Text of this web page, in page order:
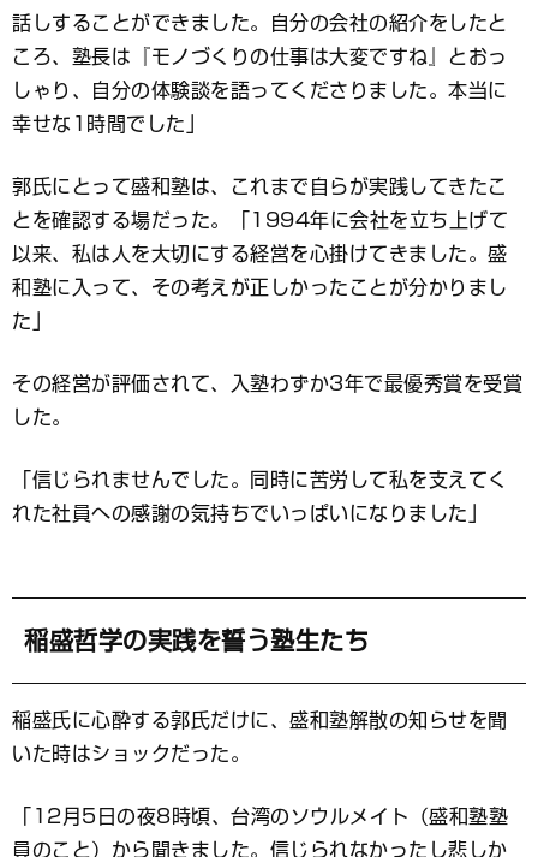
話しすることができました。自分の会社の紹介をしたと
ころ、塾長は『モノづくりの仕事は大変ですね』とおっ
しゃり、自分の体験談を語ってくださりました。本当に
幸せな1時間でした」
郭氏にとって盛和塾は、これまで自らが実践してきたこ
とを確認する場だった。「1994年に会社を立ち上げて
以来、私は人を大切にする経営を心掛けてきました。盛
和塾に入って、その考えが正しかったことが分かりまし
た」
その経営が評価されて、入塾わずか3年で最優秀賞を受賞
した。
「信じられませんでした。同時に苦労して私を支えてく
れた社員への感謝の気持ちでいっぱいになりました」
稲盛哲学の実践を誓う塾生たち
稲盛氏に心酔する郭氏だけに、盛和塾解散の知らせを聞
いた時はショックだった。
「12月5日の夜8時頃、台湾のソウルメイト（盛和塾塾
員のこと）から聞きました。信じられなかったし悲しか